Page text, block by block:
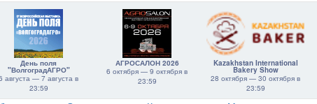
День поля
"ВолгоградАГРО"
августа — 7 августа в
23:59
АГРОСАЛОН 2026
6 октября — 9 октября в
23:59
Kazakhstan International
Bakery Show
28 октября — 30 октября в
23:59